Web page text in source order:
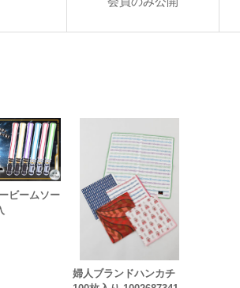
ビームソー
婦人ブランドハンカチ